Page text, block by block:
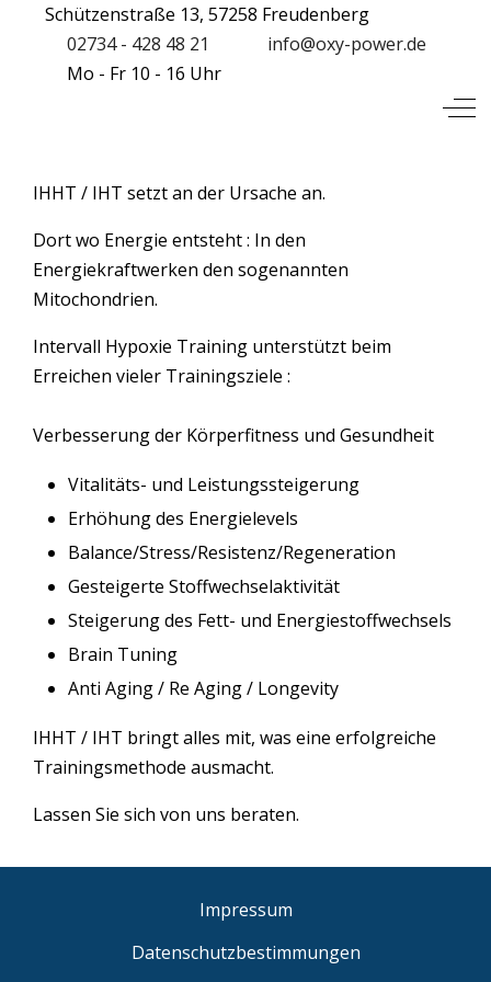
Schützenstraße 13, 57258 Freudenberg
02734 - 428 48 21
info@oxy-power.de
Mo - Fr 10 - 16 Uhr
IHHT / IHT setzt an der Ursache an.
Dort wo Energie entsteht : In den
Energiekraftwerken den sogenannten
Mitochondrien.
Intervall Hypoxie Training unterstützt beim
Erreichen vieler Trainingsziele :
Verbesserung der Körperfitness und Gesundheit
Vitalitäts- und Leistungssteigerung
Erhöhung des Energielevels
Balance/Stress/Resistenz/Regeneration
Gesteigerte Stoffwechselaktivität
Steigerung des Fett- und Energiestoffwechsels
Brain Tuning
Anti Aging / Re Aging / Longevity
IHHT / IHT bringt alles mit, was eine erfolgreiche
Trainingsmethode ausmacht.
Lassen Sie sich von uns beraten.
Impressum
Datenschutzbestimmungen